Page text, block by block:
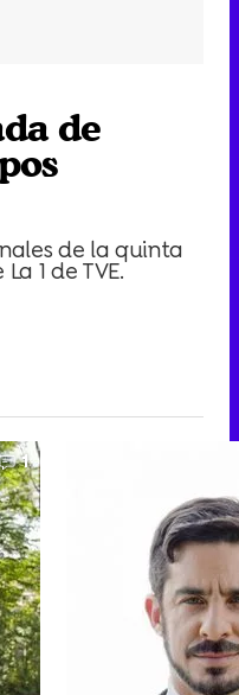
de
de la quinta
1 de TVE.
1